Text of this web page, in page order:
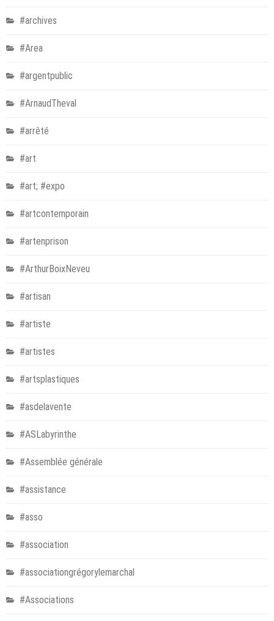
#archives
#Area
#argentpublic
#ArnaudTheval
#arrêté
#art
#art; #expo
#artcontemporain
#artenprison
#ArthurBoixNeveu
#artisan
#artiste
#artistes
#artsplastiques
#asdelavente
#ASLabyrinthe
#Assemblée générale
#assistance
#asso
#association
#associationgrégorylemarchal
#Associations